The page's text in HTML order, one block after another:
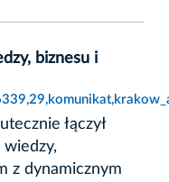
biznesu i
łączył
z dynamicznym